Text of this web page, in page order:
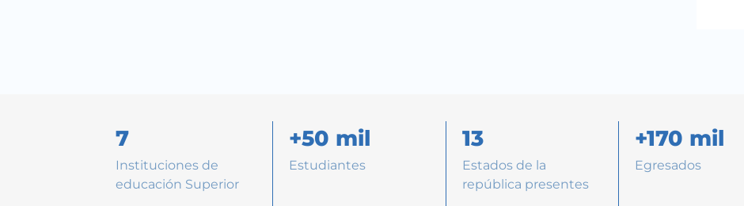
7
Instituciones de
educación Superior
+50 mil
Estudiantes
13
Estados de la
república presentes
+170 mil
Egresados